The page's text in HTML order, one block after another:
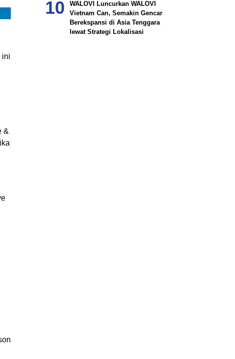
ini
&
WALOVI Luncurkan WALOVI
Vietnam Can, Semakin Gencar
Berekspansi di Asia Tenggara
lewat Strategi Lokalisasi